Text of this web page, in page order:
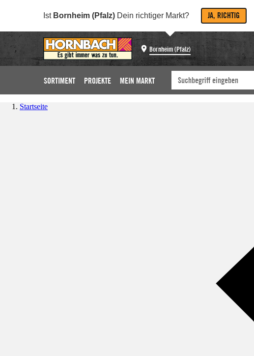
Ist Bornheim (Pfalz) Dein richtiger Markt? JA, RICHTIG
Bornheim (Pfalz)
SORTIMENT PROJEKTE MEIN MARKT
Startseite